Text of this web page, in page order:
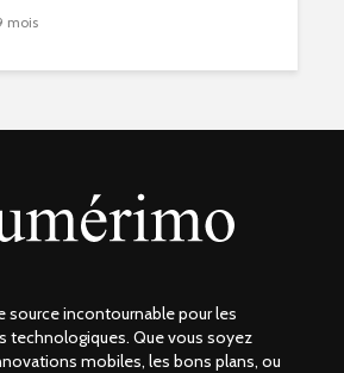
mois
source incontournable pour les
technologiques. Que vous soyez
mobiles, les bons plans, ou